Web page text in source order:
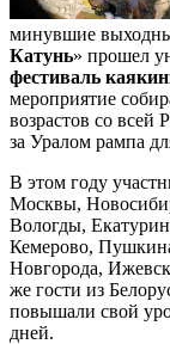
минувшие
Катунь» прошел
фестиваль
мероприятие
возрастов со всей
за Уралом рампа
В этом году
Москвы,
Вологды,
Кемерово,
Новгорода,
же гости из
повышали свой
дней.